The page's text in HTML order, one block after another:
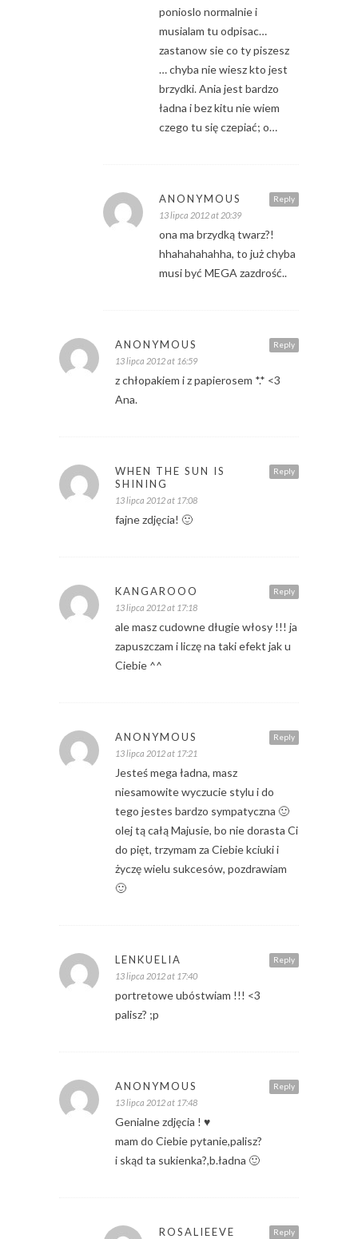
ponioslo normalnie i
musialam tu odpisac…
zastanow sie co ty piszesz
… chyba nie wiesz kto jest
brzydki. Ania jest bardzo
ładna i bez kitu nie wiem
czego tu się czepiać; o…
Reply
ANONYMOUS
13 lipca 2012 at 20:39
ona ma brzydką twarz?!
hhahahahahha, to już chyba
musi być MEGA zazdrość..
Reply
ANONYMOUS
13 lipca 2012 at 16:59
z chłopakiem i z papierosem *.* <3
Ana.
Reply
WHEN THE SUN IS
SHINING
13 lipca 2012 at 17:08
fajne zdjęcia! 🙂
Reply
KANGAROOO
13 lipca 2012 at 17:18
ale masz cudowne długie włosy !!! ja
zapuszczam i liczę na taki efekt jak u
Ciebie ^^
Reply
ANONYMOUS
13 lipca 2012 at 17:21
Jesteś mega ładna, masz
niesamowite wyczucie stylu i do
tego jestes bardzo sympatyczna 🙂
olej tą całą Majusie, bo nie dorasta Ci
do pięt, trzymam za Ciebie kciuki i
życzę wielu sukcesów, pozdrawiam
🙂
Reply
LENKUELIA
13 lipca 2012 at 17:40
portretowe ubóstwiam !!! <3
palisz? ;p
Reply
ANONYMOUS
13 lipca 2012 at 17:48
Genialne zdjęcia ! ♥
mam do Ciebie pytanie,palisz?
i skąd ta sukienka?,b.ładna 🙂
Reply
ROSALIEEVE